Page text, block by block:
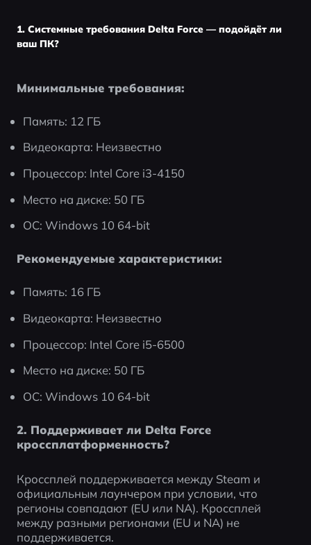
1. Системные требования Delta Force — подойдёт ли
ваш ПК?
Минимальные требования:
Память: 12 ГБ
Видеокарта: Неизвестно
Процессор: Intel Core i3-4150
Место на диске: 50 ГБ
ОС: Windows 10 64-bit
Рекомендуемые характеристики:
Память: 16 ГБ
Видеокарта: Неизвестно
Процессор: Intel Core i5-6500
Место на диске: 50 ГБ
ОС: Windows 10 64-bit
2. Поддерживает ли Delta Force
кроссплатформенность?
Кроссплей поддерживается между Steam и
официальным лаунчером при условии, что
регионы совпадают (EU или NA). Кроссплей
между разными регионами (EU и NA) не
поддерживается.